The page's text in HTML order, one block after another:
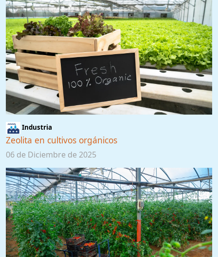
Industria
Zeolita en cultivos orgánicos
06 de Diciembre de 2025